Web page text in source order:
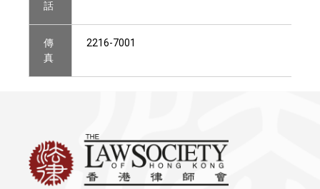
話
傳
真
2216-7001